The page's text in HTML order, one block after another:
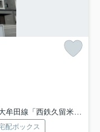
田線「西鉄久留米」駅 徒歩9分
配ボックス